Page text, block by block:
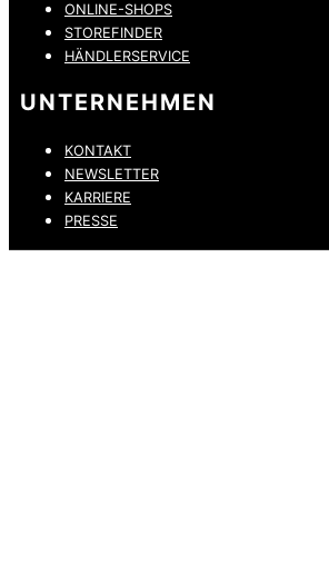
ONLINE-SHOPS
STOREFINDER
HÄNDLERSERVICE
UNTERNEHMEN
KONTAKT
NEWSLETTER
KARRIERE
PRESSE